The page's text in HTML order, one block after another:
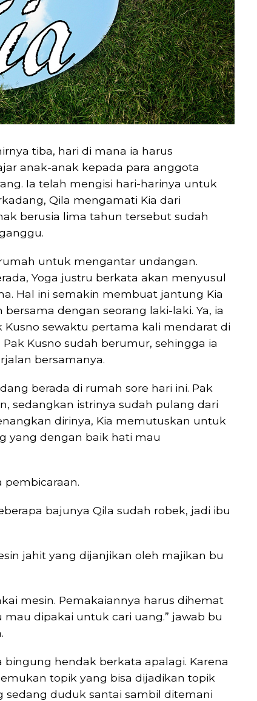
tiba, hari di mana ia harus
anak-anak kepada para anggota
Ia telah mengisi hari-harinya untuk
Qila mengamati Kia dari
berusia lima tahun tersebut sudah
untuk mengantar undangan.
Yoga justru berkata akan menyusul
Hal ini semakin membuat jantung Kia
dengan seorang laki-laki. Ya, ia
sewaktu pertama kali mendarat di
Kusno sudah berumur, sehingga ia
bersamanya.
berada di rumah sore hari ini. Pak
sedangkan istrinya sudah pulang dari
dirinya, Kia memutuskan untuk
yang dengan baik hati mau
pembicaraan.
bajunya Qila sudah robek, jadi ibu
jahit yang dijanjikan oleh majikan bu
mesin. Pemakaiannya harus dihemat
dipakai untuk cari uang.” jawab bu
hendak berkata apalagi. Karena
topik yang bisa dijadikan topik
sedang duduk santai sambil ditemani